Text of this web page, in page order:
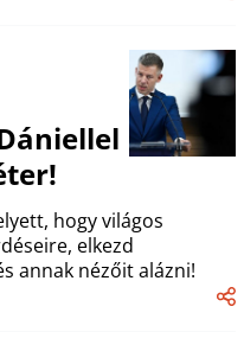
hogy világos
elkezd
annak nézőit alázni!